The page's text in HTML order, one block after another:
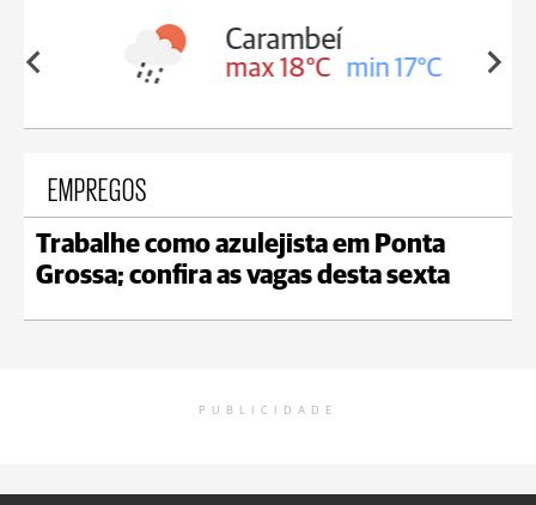
18°C
Carambeí
max 18°C min 17°C
EMPREGOS
Trabalhe como azulejista em Ponta
Grossa; confira as vagas desta sexta
PUBLICIDADE